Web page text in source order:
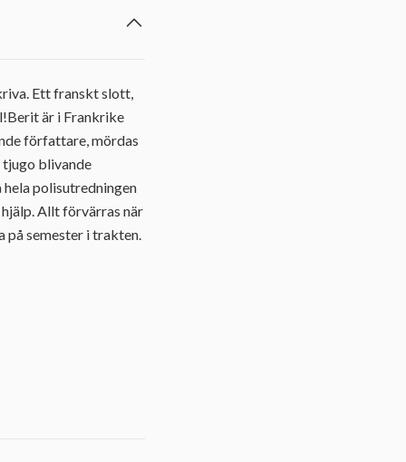
Ett franskt slott,
är i Frankrike
författare, mördas
tjugo blivande
polisutredningen
Allt förvärras när
på semester i trakten.